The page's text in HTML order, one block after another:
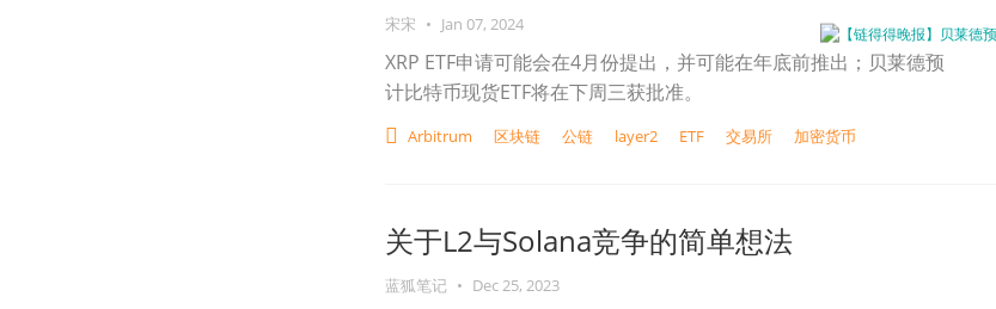
宋宋 • Jan 07, 2024
XRP ETF申请可能会在4月份提出，并可能在年底前推出；贝莱德预
计比特币现货ETF将在下周三获批准。
Arbitrum 区块链 公链 layer2 ETF 交易所 加密货币
关于L2与Solana竞争的简单想法
蓝狐笔记 • Dec 25, 2023